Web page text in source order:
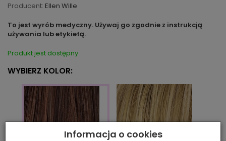
Producent: Ellen Wille
To jest wyrób medyczny. Używaj go zgodnie z instrukcją
używania lub etykietą.
Produkt jest dostępny
WYBIERZ KOLOR:
Informacja o cookies